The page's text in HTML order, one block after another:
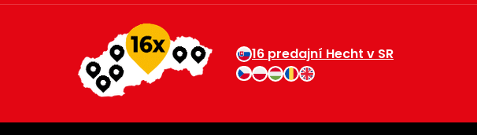
16 predajní Hecht v SR